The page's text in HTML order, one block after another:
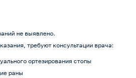
не выявлено.
требуют консультации врача:
ортезирования стопы
раны